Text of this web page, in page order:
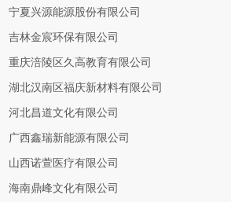
宁夏兴源能源股份有限公司
吉林金宸环保有限公司
重庆涪陵区久高教育有限公司
湖北汉南区福庆新材料有限公司
河北昌道文化有限公司
广西鑫瑞新能源有限公司
山西诺萱医疗有限公司
海南鼎峰文化有限公司